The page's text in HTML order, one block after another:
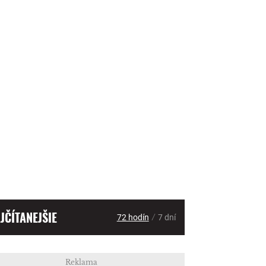
72 hodín / 7 dní
Reklama